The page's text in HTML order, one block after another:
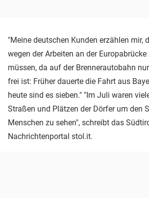
"Meine deutschen Kunden erzählen mir,
wegen der Arbeiten an der
müssen, da auf der Brennerautobahn
frei ist: Früher dauerte die Fahrt aus
heute sind es sieben." "Im Juli waren
Straßen und Plätzen der Dörfer um den
Menschen zu sehen", schreibt das
Nachrichtenportal stol.it.